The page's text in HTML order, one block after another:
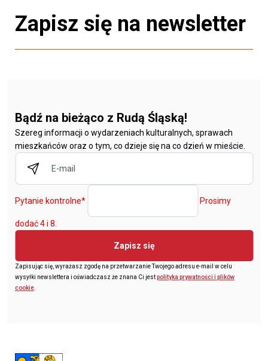
Zapisz się na newsletter
Bądź na bieżąco z Rudą Śląską!
Szereg informacji o wydarzeniach kulturalnych, sprawach
mieszkańców oraz o tym, co dzieje się na co dzień w mieście.
Pytanie kontrolne* Prosimy
dodać 4 i 8.
Zapisz się
Zapisując się, wyrażasz zgodę na przetwarzanie Twojego adresu e-mail w celu
wysyłki newslettera i oświadczasz że znana Ci jestpolityka prywatności i plików
cookie.